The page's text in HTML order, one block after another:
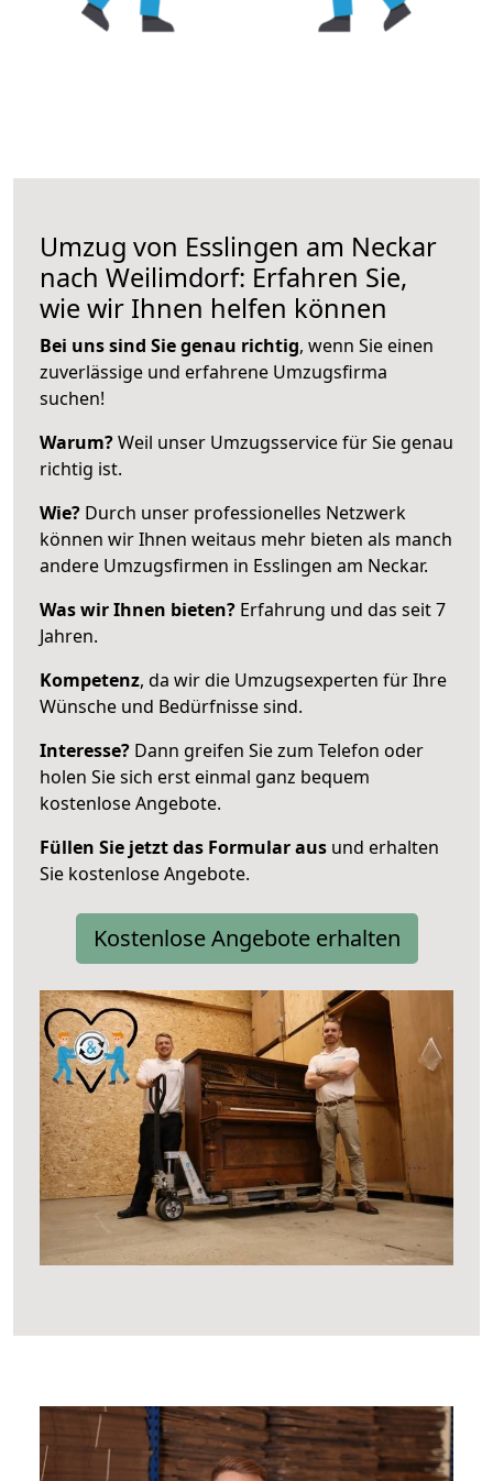
Umzug von Esslingen am Neckar
nach Weilimdorf: Erfahren Sie,
wie wir Ihnen helfen können
Bei uns sind Sie genau richtig, wenn Sie einen
zuverlässige und erfahrene Umzugsfirma
suchen!
Warum?Weil unser Umzugsservice für Sie genau
richtig ist.
Wie? Durch unser professionelles Netzwerk
können wir Ihnen weitaus mehr bieten als manch
andere Umzugsfirmen in Esslingen am Neckar.
Was wir Ihnen bieten? Erfahrung und das seit 7
Jahren.
Kompetenz, da wir die Umzugsexperten für Ihre
Wünsche und Bedürfnisse sind.
Interesse? Dann greifen Sie zum Telefon oder
holen Sie sich erst einmal ganz bequem
kostenlose Angebote.
Füllen Sie jetzt das Formular aus und erhalten
Sie kostenlose Angebote.
Kostenlose Angebote erhalten